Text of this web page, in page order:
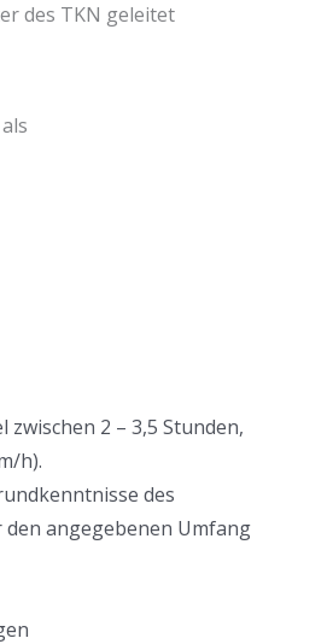
des TKN geleitet
2 – 3,5 Stunden,
h).
des
angegebenen Umfang